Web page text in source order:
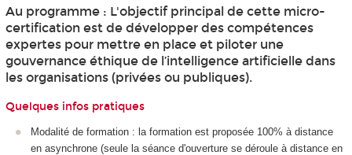
Au programme : L'objectif principal de cette micro-
certification est de développer des compétences
expertes pour mettre en place et piloter une
gouvernance éthique de l’intelligence artificielle dans
les organisations (privées ou publiques).
Quelques infos pratiques
Modalité de formation : la formation est proposée 100% à distance
en asynchrone (seule la séance d'ouverture se déroule à distance en